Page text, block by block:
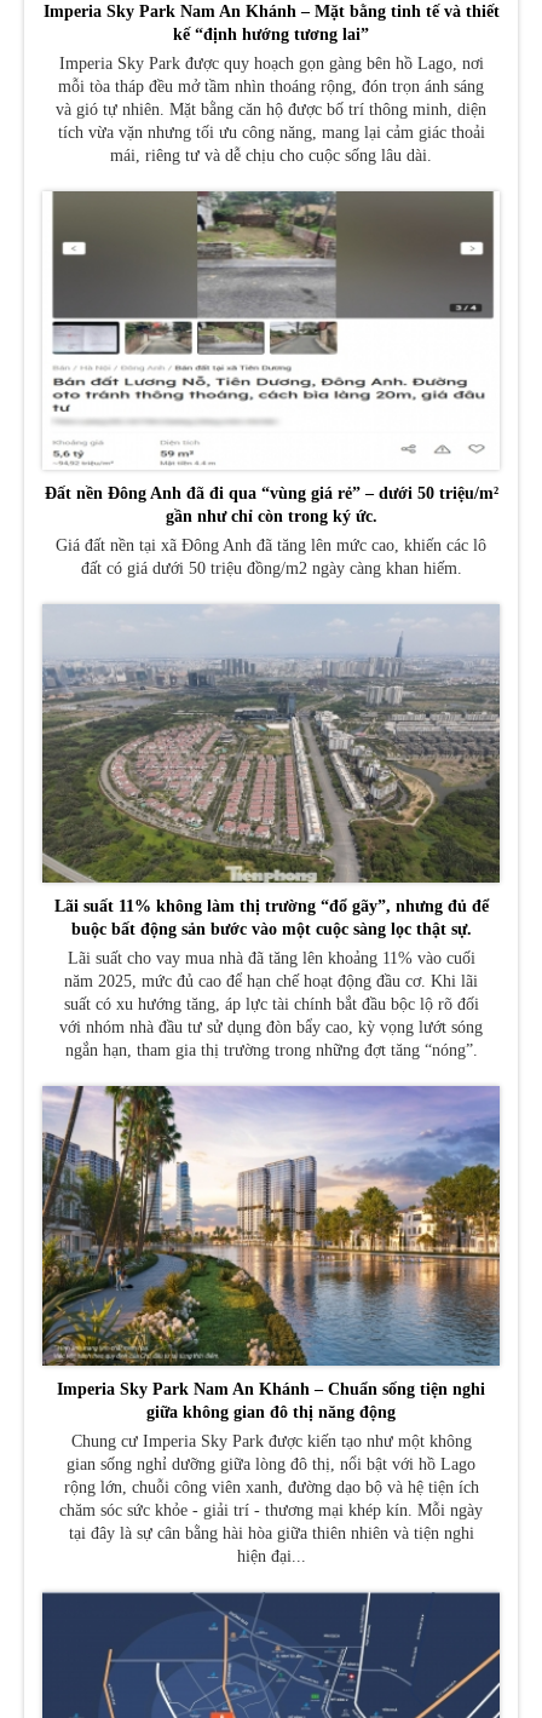
Imperia Sky Park Nam An Khánh – Mặt bằng tinh tế và thiết
kế “định hướng tương lai”
Imperia Sky Park được quy hoạch gọn gàng bên hồ Lago, nơi
mỗi tòa tháp đều mở tầm nhìn thoáng rộng, đón trọn ánh sáng
và gió tự nhiên. Mặt bằng căn hộ được bố trí thông minh, diện
tích vừa vặn nhưng tối ưu công năng, mang lại cảm giác thoải
mái, riêng tư và dễ chịu cho cuộc sống lâu dài.
Đất nền Đông Anh đã đi qua “vùng giá rẻ” – dưới 50 triệu/m²
gần như chỉ còn trong ký ức.
Giá đất nền tại xã Đông Anh đã tăng lên mức cao, khiến các lô
đất có giá dưới 50 triệu đồng/m2 ngày càng khan hiếm.
Lãi suất 11% không làm thị trường “đổ gãy”, nhưng đủ để
buộc bất động sản bước vào một cuộc sàng lọc thật sự.
Lãi suất cho vay mua nhà đã tăng lên khoảng 11% vào cuối
năm 2025, mức đủ cao để hạn chế hoạt động đầu cơ. Khi lãi
suất có xu hướng tăng, áp lực tài chính bắt đầu bộc lộ rõ đối
với nhóm nhà đầu tư sử dụng đòn bẩy cao, kỳ vọng lướt sóng
ngắn hạn, tham gia thị trường trong những đợt tăng “nóng”.
Imperia Sky Park Nam An Khánh – Chuẩn sống tiện nghi
giữa không gian đô thị năng động
Chung cư Imperia Sky Park được kiến tạo như một không
gian sống nghỉ dưỡng giữa lòng đô thị, nổi bật với hồ Lago
rộng lớn, chuỗi công viên xanh, đường dạo bộ và hệ tiện ích
chăm sóc sức khỏe - giải trí - thương mại khép kín. Mỗi ngày
tại đây là sự cân bằng hài hòa giữa thiên nhiên và tiện nghi
hiện đại...